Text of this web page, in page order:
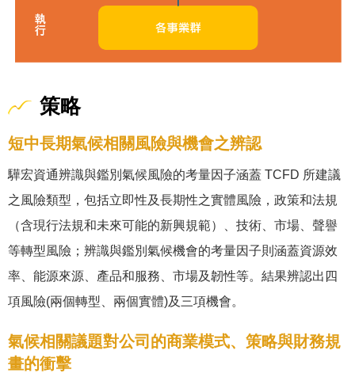
策略
短中長期氣候相關風險與機會之辨認
驊宏資通辨識與鑑別氣候風險的考量因子涵蓋 TCFD 所建議
之風險類型，包括立即性及長期性之實體風險，政策和法規
（含現行法規和未來可能的新興規範）、技術、市場、聲譽
等轉型風險；辨識與鑑別氣候機會的考量因子則涵蓋資源效
率、能源來源、產品和服務、市場及韌性等。結果辨認出四
項風險(兩個轉型、兩個實體)及三項機會。
氣候相關議題對公司的商業模式、策略與財務規
畫的衝擊